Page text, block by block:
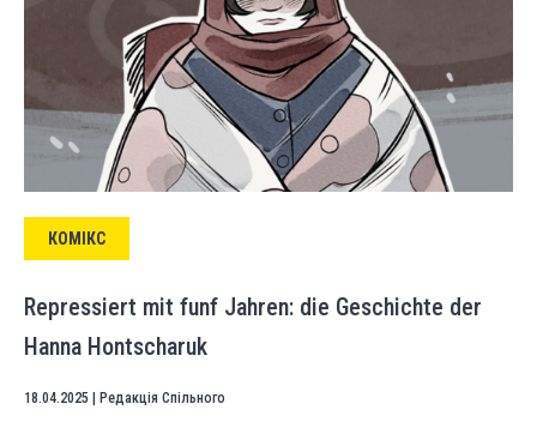
КОМІКС
Repressiert mit funf Jahren: die Geschichte der
Hanna Hontscharuk
18.04.2025 Редакція Спільного